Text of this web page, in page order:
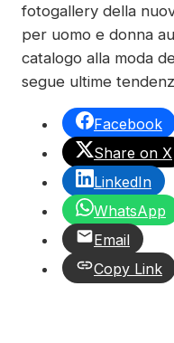
fotogallery della
per uomo e donna
catalogo alla moda
segue ultime
Facebook
Share on X
LinkedIn
WhatsApp
Email
Copy Link